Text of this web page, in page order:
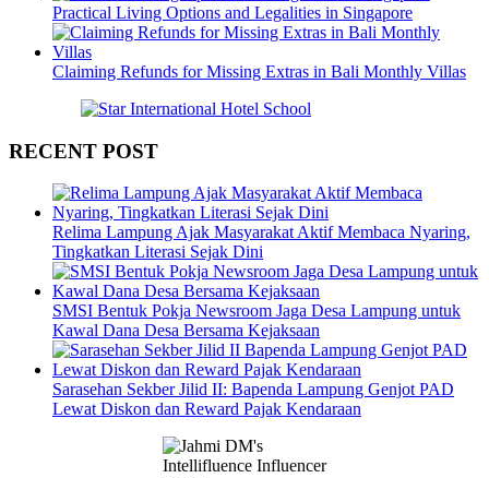
Practical Living Options and Legalities in Singapore
Claiming Refunds for Missing Extras in Bali Monthly Villas
RECENT POST
Relima Lampung Ajak Masyarakat Aktif Membaca Nyaring,
Tingkatkan Literasi Sejak Dini
SMSI Bentuk Pokja Newsroom Jaga Desa Lampung untuk
Kawal Dana Desa Bersama Kejaksaan
Sarasehan Sekber Jilid II: Bapenda Lampung Genjot PAD
Lewat Diskon dan Reward Pajak Kendaraan